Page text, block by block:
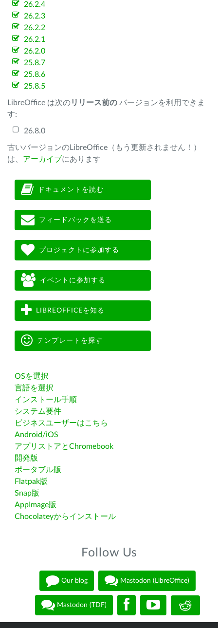
26.2.4
26.2.3
26.2.2
26.2.1
26.2.0
25.8.7
25.8.6
25.8.5
LibreOffice は次のリリース前の バージョンを利用できま
す:
26.8.0
古いバージョンのLibreOffice（もう更新されません！）
は、 アーカイブにあります
ドキュメントを読む
フィードバックを送る
プロジェクトに参加する
イベントに参加する
LIBREOFFICEを知る
テンプレートを探す
OSを選択
言語を選択
インストール手順
システム要件
ビジネスユーザーはこちら
Android/iOS
アプリストアとChromebook
開発版
ポータブル版
Flatpak版
Snap版
AppImage版
Chocolateyからインストール
Follow Us
Our blog Mastodon (LibreOffice)
Mastodon (TDF)